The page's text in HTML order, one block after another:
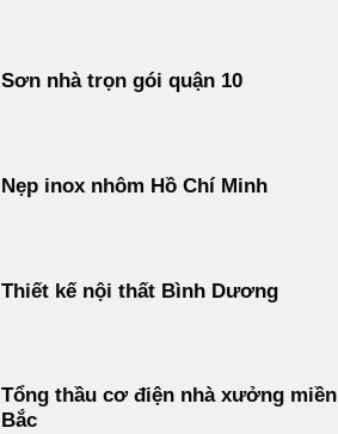
Sơn nhà trọn gói quận 10
Nẹp inox nhôm Hồ Chí Minh
Thiết kế nội thất Bình Dương
Tổng thầu cơ điện nhà xưởng miền
Bắc